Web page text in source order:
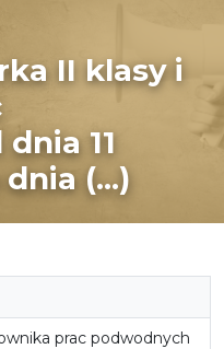
II klasy i
11
(...)
prac podwodnych